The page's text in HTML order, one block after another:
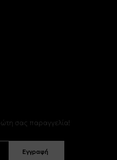
σας παραγγελία!
Εγγραφή